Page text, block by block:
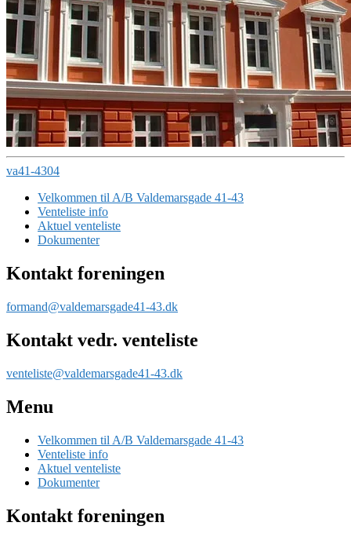
va41-4304
Velkommen til A/B Valdemarsgade 41-43
Venteliste info
Aktuel venteliste
Dokumenter
Kontakt foreningen
formand@valdemarsgade41-43.dk
Kontakt vedr. venteliste
venteliste@valdemarsgade41-43.dk
Menu
Velkommen til A/B Valdemarsgade 41-43
Venteliste info
Aktuel venteliste
Dokumenter
Kontakt foreningen